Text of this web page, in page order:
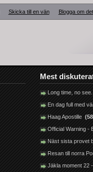
Skicka till en vän Blogga om det
Mest
Long time, no
En dag full med
Haag Apostille
Official Warning
Näst sista provet
Resan till norra
Jäkla moment 22